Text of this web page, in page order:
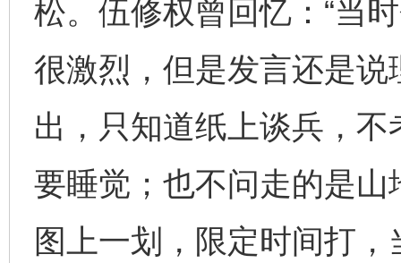
松。伍修权曾回忆：“当
很激烈，但是发言还是说
出，只知道纸上谈兵，
要睡觉；也不问走的是
图上一划，限定时间打